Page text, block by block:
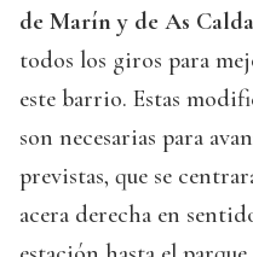
de Marín y de As
todos los giros para
este barrio. Estas
son necesarias para
previstas, que se
acera derecha en